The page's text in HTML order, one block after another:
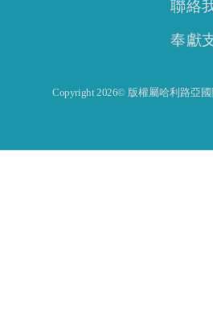
聯絡
奉獻
Copyright 2026© 版權屬哈利路亞